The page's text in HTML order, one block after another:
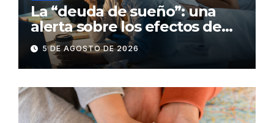
La “deuda de sueño”: una
alerta sobre los efectos de
dormir mal en la salud física y
mental
5 DE AGOSTO DE 2026